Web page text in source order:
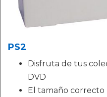
PS2
Disfruta de tus
DVD
El tamaño correcto